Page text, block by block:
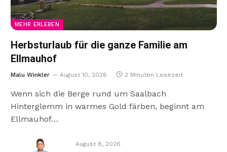
MEHR ERLEBEN
Herbsturlaub für die ganze Familie am
Ellmauhof
Malu Winkler August 10, 2026 2 Minuten Lesezeit
Wenn sich die Berge rund um Saalbach
Hinterglemm in warmes Gold färben, beginnt am
Ellmauhof…
August 8, 2026